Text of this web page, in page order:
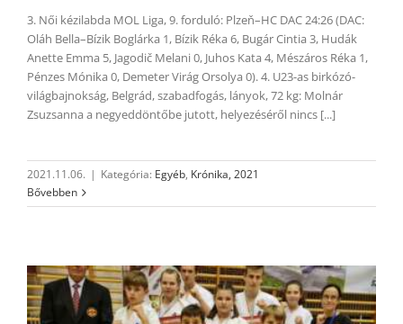
3. Női kézilabda MOL Liga, 9. forduló: Plzeň–HC DAC 24:26 (DAC:
Oláh Bella–Bízik Boglárka 1, Bízik Réka 6, Bugár Cintia 3, Hudák
Anette Emma 5, Jagodič Melani 0, Juhos Kata 4, Mészáros Réka 1,
Pénzes Mónika 0, Demeter Virág Orsolya 0). 4. U23-as birkózó-
világbajnokság, Belgrád, szabadfogás, lányok, 72 kg: Molnár
Zsuzsanna a negyeddöntőbe jutott, helyezéséről nincs [...]
2021.11.06. | Kategória: Egyéb, Krónika, 2021
Bővebben